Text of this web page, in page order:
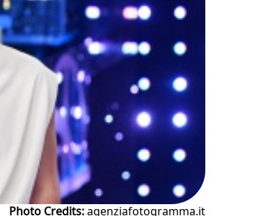
Photo Credits:agenziafotogramma.it